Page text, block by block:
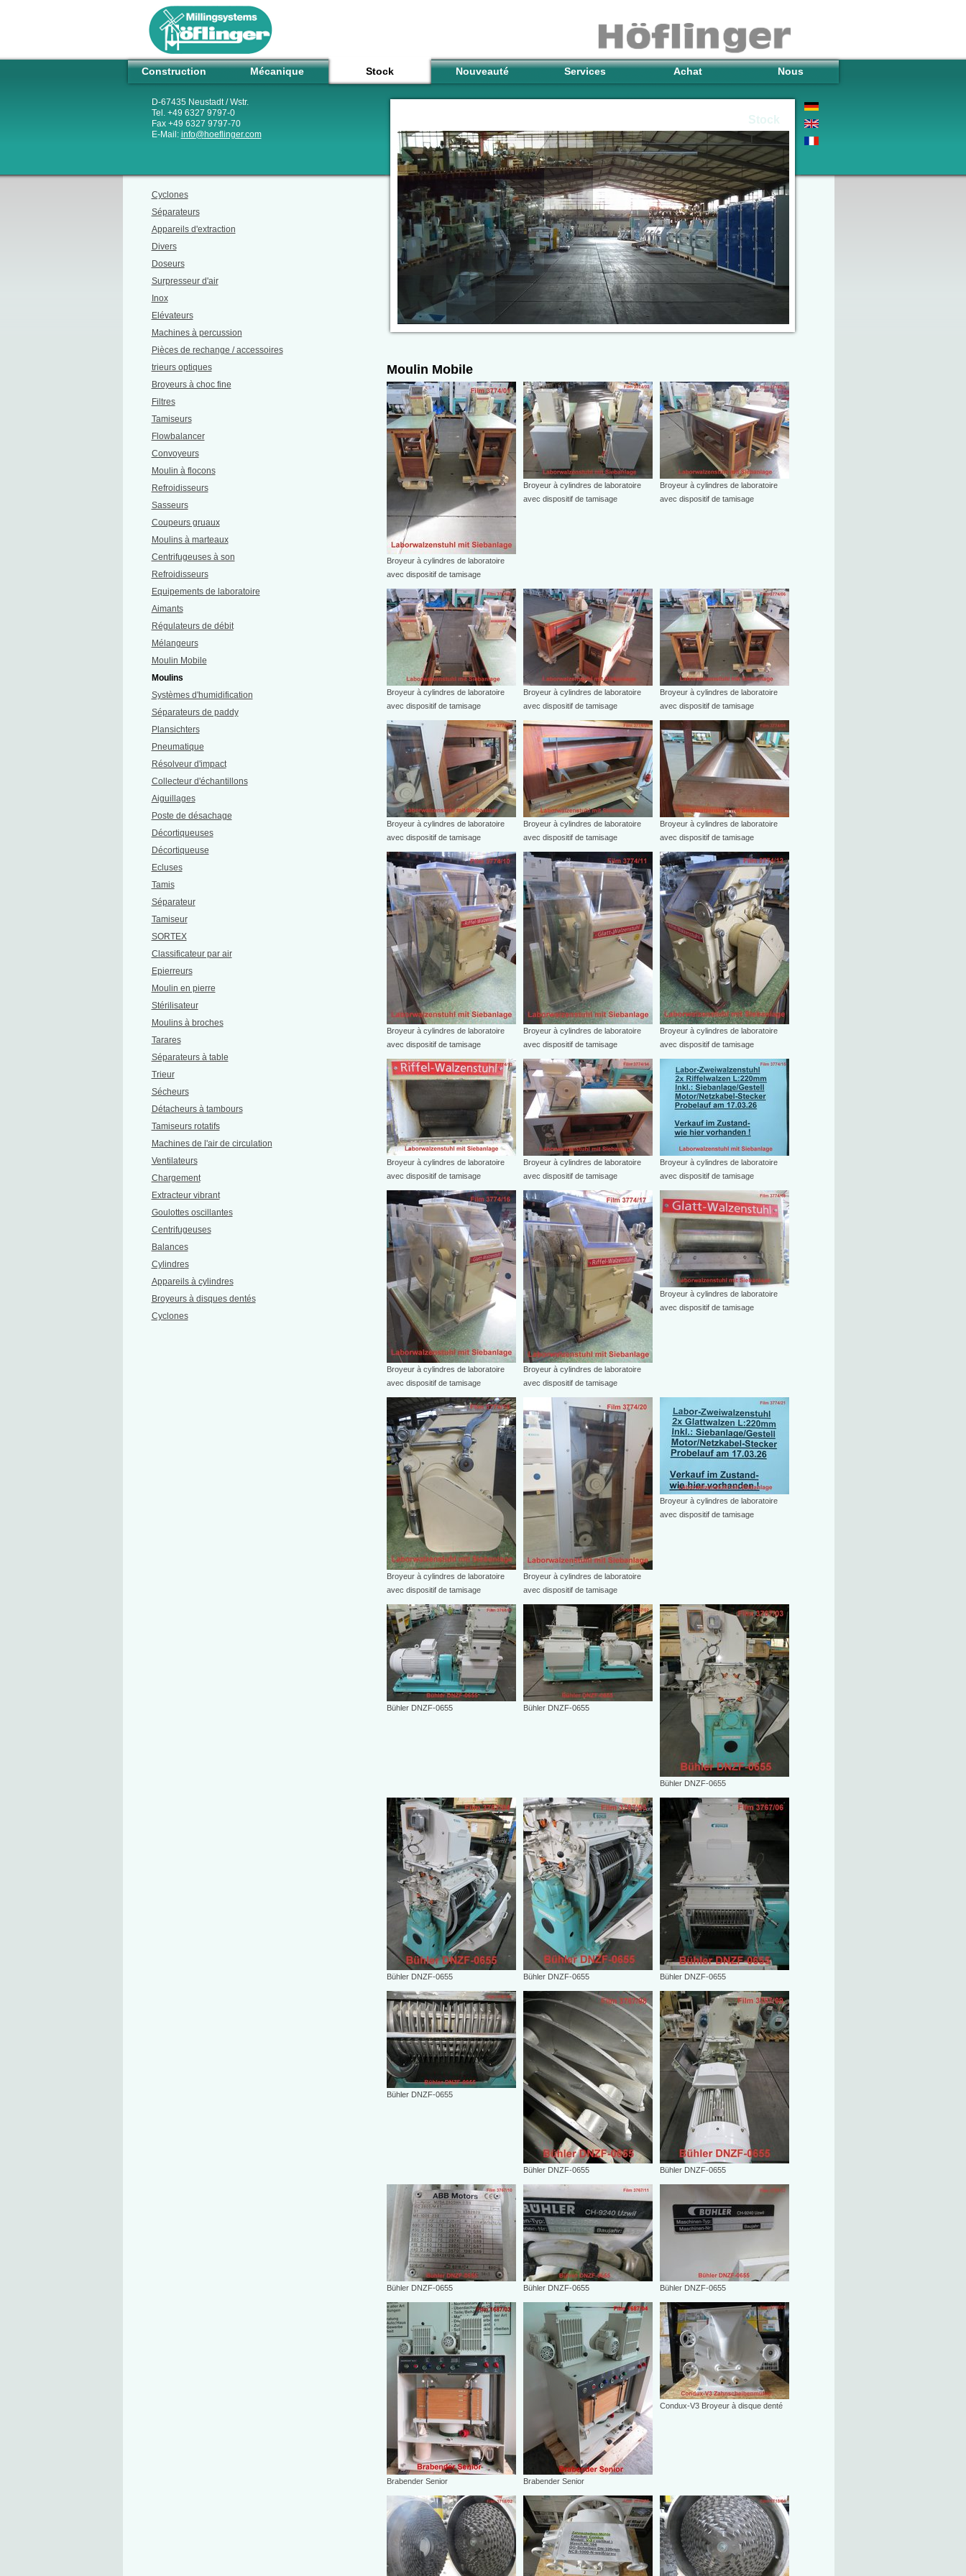
D-67435 Neustadt / Wstr.
Tel. +49 6327 9797-0
Fax +49 6327 9797-70
E-Mail: info@hoeflinger.com
Construction Mécanique Stock Nouveauté Services Achat Nous
Stock
Cyclones
Séparateurs
Appareils d'extraction
Divers
Doseurs
Surpresseur d'air
Inox
Elévateurs
Machines à percussion
Pièces de rechange / accessoires
trieurs optiques
Broyeurs à choc fine
Filtres
Tamiseurs
Flowbalancer
Convoyeurs
Moulin à flocons
Refroidisseurs
Sasseurs
Coupeurs gruaux
Moulins à marteaux
Centrifugeuses à son
Refroidisseurs
Equipements de laboratoire
Aimants
Régulateurs de débit
Mélangeurs
Moulin Mobile
Moulins
Systèmes d'humidification
Séparateurs de paddy
Plansichters
Pneumatique
Résolveur d'impact
Collecteur d'échantillons
Aiguillages
Poste de désachage
Décortiqueuses
Décortiqueuse
Ecluses
Tamis
Séparateur
Tamiseur
SORTEX
Classificateur par air
Epierreurs
Moulin en pierre
Stérilisateur
Moulins à broches
Tarares
Séparateurs à table
Trieur
Sécheurs
Détacheurs à tambours
Tamiseurs rotatifs
Machines de l'air de circulation
Ventilateurs
Chargement
Extracteur vibrant
Goulottes oscillantes
Centrifugeuses
Balances
Cylindres
Appareils à cylindres
Broyeurs à disques dentés
Cyclones
Moulin Mobile
Broyeur à cylindres de laboratoire
avec dispositif de tamisage
Broyeur à cylindres de laboratoire
avec dispositif de tamisage
Broyeur à cylindres de laboratoire
avec dispositif de tamisage
Broyeur à cylindres de laboratoire
avec dispositif de tamisage
Broyeur à cylindres de laboratoire
avec dispositif de tamisage
Broyeur à cylindres de laboratoire
avec dispositif de tamisage
Broyeur à cylindres de laboratoire
avec dispositif de tamisage
Broyeur à cylindres de laboratoire
avec dispositif de tamisage
Broyeur à cylindres de laboratoire
avec dispositif de tamisage
Broyeur à cylindres de laboratoire
avec dispositif de tamisage
Broyeur à cylindres de laboratoire
avec dispositif de tamisage
Broyeur à cylindres de laboratoire
avec dispositif de tamisage
Broyeur à cylindres de laboratoire
avec dispositif de tamisage
Broyeur à cylindres de laboratoire
avec dispositif de tamisage
Broyeur à cylindres de laboratoire
avec dispositif de tamisage
Broyeur à cylindres de laboratoire
avec dispositif de tamisage
Broyeur à cylindres de laboratoire
avec dispositif de tamisage
Broyeur à cylindres de laboratoire
avec dispositif de tamisage
Broyeur à cylindres de laboratoire
avec dispositif de tamisage
Broyeur à cylindres de laboratoire
avec dispositif de tamisage
Broyeur à cylindres de laboratoire
avec dispositif de tamisage
Bühler DNZF-0655 Bühler DNZF-0655
Bühler DNZF-0655
Bühler DNZF-0655 Bühler DNZF-0655 Bühler DNZF-0655
Bühler DNZF-0655
Bühler DNZF-0655 Bühler DNZF-0655
Bühler DNZF-0655 Bühler DNZF-0655 Bühler DNZF-0655
Brabender Senior Brabender Senior
Condux-V3 Broyeur à disque denté